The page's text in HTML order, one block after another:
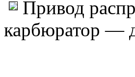
Привод
карбюратор —